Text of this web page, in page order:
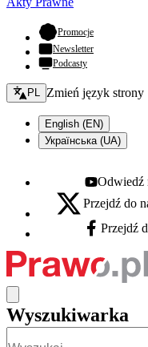
Promocje- otwiera się
Newsletter
Podcasty
Zmień język - bieżący:
PL Zmień język strony
English (EN)
Українська (UA)
Youtube -
Odwiedź
X - otwiera się w nowej
Przejdź do
Facebook -
Przejdź
Wyszukiwarka